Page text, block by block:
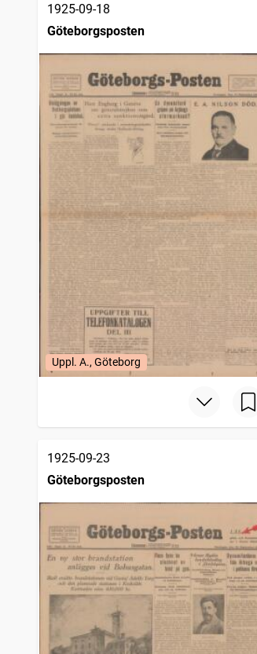
1925-09-18
Göteborgsposten
Uppl. A., Göteborg
1925-09-23
Göteborgsposten